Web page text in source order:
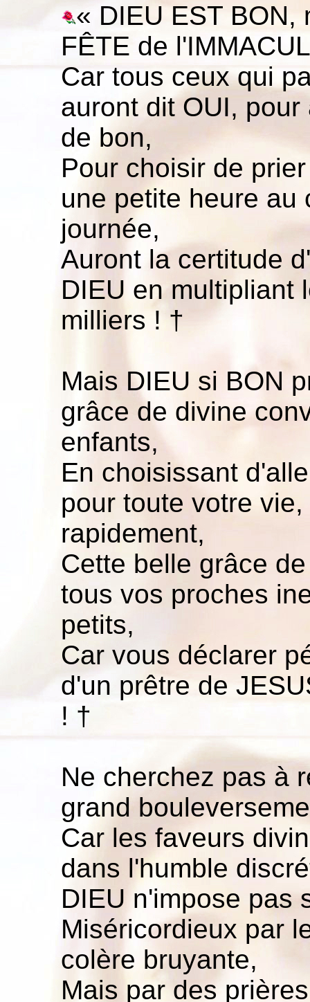
« DIEU EST BON,
FÊTE de
Car tous ceux qui
auront dit OUI,
de bon,
Pour choisir de
une petite heure au
journée,
Auront la certitude
DIEU en multipliant
milliers ! †
Mais DIEU si BON
grâce de divine
enfants,
En choisissant
pour toute votre
rapidement,
Cette belle grâce
tous vos proches
petits,
Car vous déclarer
d'un prêtre de
! †
Ne cherchez pas à
grand
Car les faveurs
dans l'humble
DIEU n'impose pas
Miséricordieux par
colère bruyante,
Mais par des